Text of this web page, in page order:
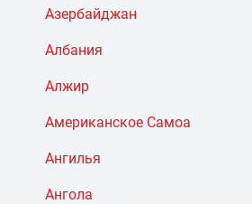
Азербайджан
Албания
Алжир
Американское Самоа
Ангилья
Ангола